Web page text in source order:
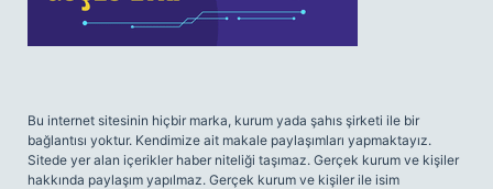
Bu internet sitesinin hiçbir marka, kurum yada şahıs şirketi ile bir
bağlantısı yoktur. Kendimize ait makale paylaşımları yapmaktayız.
Sitede yer alan içerikler haber niteliği taşımaz. Gerçek kurum ve kişiler
hakkında paylaşım yapılmaz. Gerçek kurum ve kişiler ile isim